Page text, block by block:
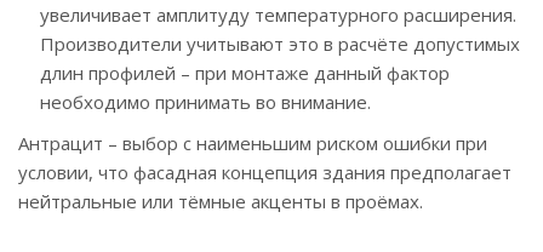
увеличивает амплитуду температурного расширения.
Производители учитывают это в расчёте допустимых
длин профилей – при монтаже данный фактор
необходимо принимать во внимание.
Антрацит – выбор с наименьшим риском ошибки при
условии, что фасадная концепция здания предполагает
нейтральные или тёмные акценты в проёмах.